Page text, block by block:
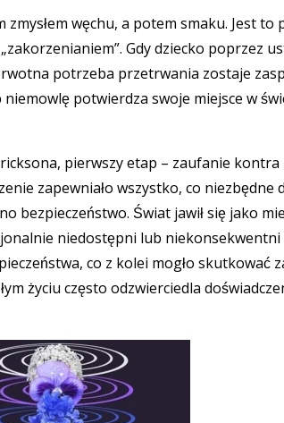
węchu, a potem smaku. Jest to
Gdy dziecko poprzez
potrzeba przetrwania zostaje
potwierdza swoje miejsce w
pierwszy etap – zaufanie
zapewniało wszystko, co niezbędne
bezpieczeństwo. Świat jawił się jako
niedostępni lub
co z kolei mogło skutkować
życiu często odzwierciedla